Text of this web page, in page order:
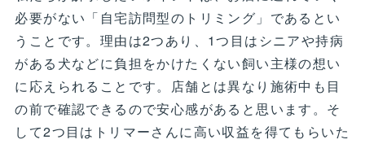
必要がない「自宅訪問型のトリミング」であるとい
うことです。理由は2つあり、1つ目はシニアや持病
がある犬などに負担をかけたくない飼い主様の想い
に応えられることです。店舗とは異なり施術中も目
の前で確認できるので安心感があると思います。そ
して2つ目はトリマーさんに高い収益を得てもらいた